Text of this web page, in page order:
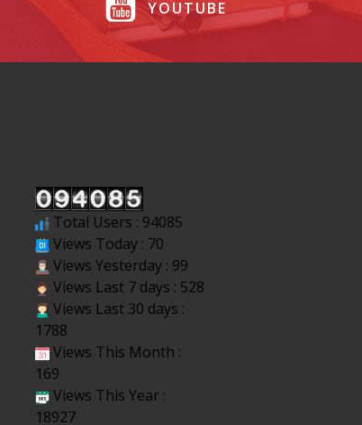
YOUTUBE
Total Users : 94085
Views Today : 70
Views Yesterday : 99
Views Last 7 days : 528
Views Last 30 days :
1788
Views This Month :
169
Views This Year :
18927